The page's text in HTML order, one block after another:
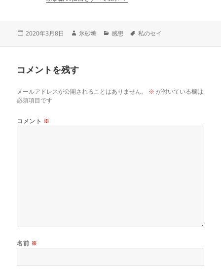
投
2020年3月8日
作
氷砂糖
カ
感想
タ
私のセイ
コメントを残す
メールアドレスが公開されることはありません。 ※ が付いている欄は
必須項目です
コメント ※
名前 ※